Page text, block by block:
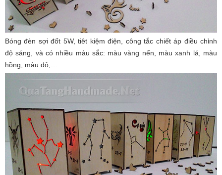
Bóng đèn sợi đốt 5W, tiêt kiệm điện, công tắc chiết áp điều chỉnh
độ sáng, và có nhiều màu sắc: màu vàng nến, màu xanh lá, màu
hồng, màu đỏ,…